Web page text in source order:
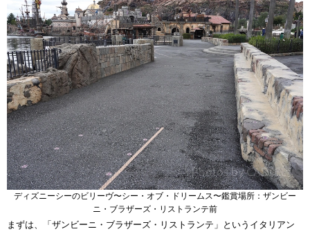
ディズニーシーのビリーヴ〜シー・オブ・ドリームス〜鑑賞場所：ザンビー
ニ・ブラザーズ・リストランテ前
まずは、「ザンビーニ・ブラザーズ・リストランテ」というイタリアン